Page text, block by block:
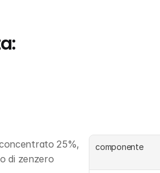
25%,
di zenzero
componente